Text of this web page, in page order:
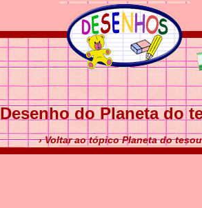
Desenho do Planeta do
› Voltar ao tópico Planeta do